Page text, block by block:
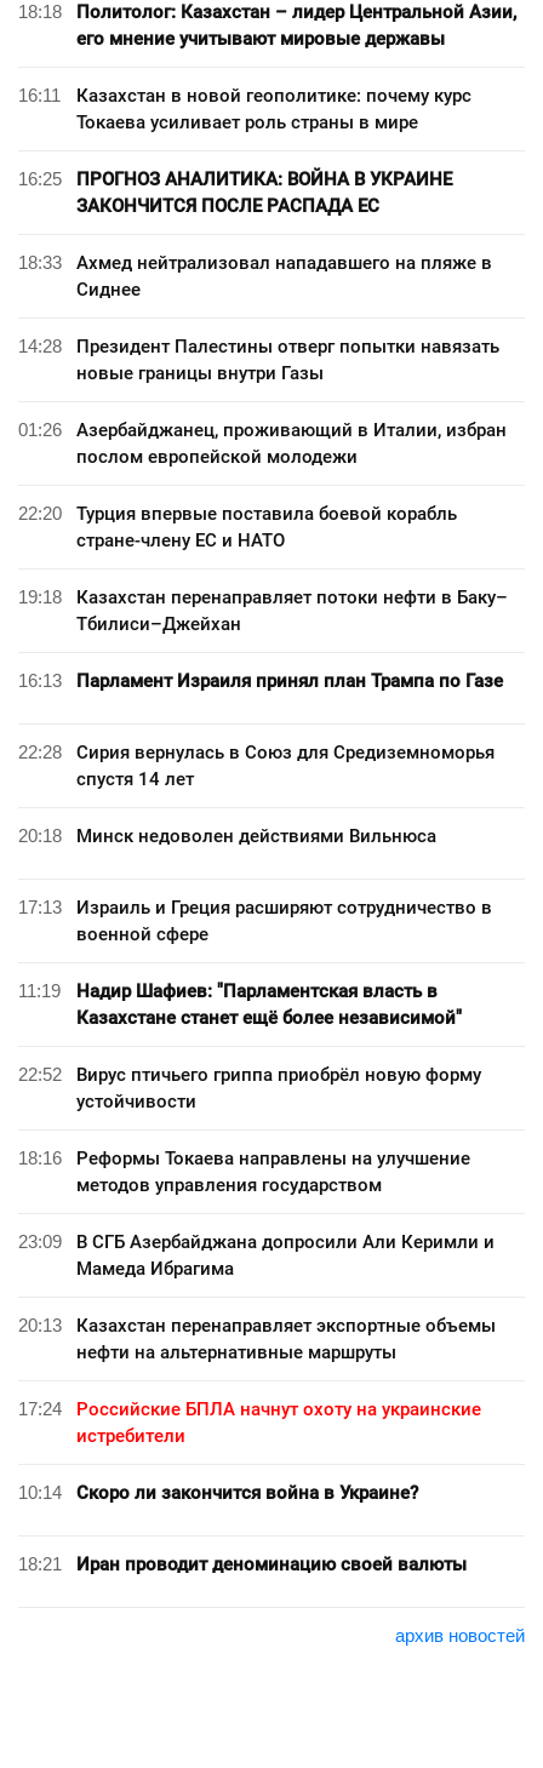
18:18
Политолог: Казахстан – лидер Центральной Азии,
его мнение учитывают мировые державы
16:11
Казахстан в новой геополитике: почему курс
Токаева усиливает роль страны в мире
16:25
ПРОГНОЗ АНАЛИТИКА: ВОЙНА В УКРАИНЕ
ЗАКОНЧИТСЯ ПОСЛЕ РАСПАДА ЕС
18:33
Ахмед нейтрализовал нападавшего на пляже в
Сиднее
14:28
Президент Палестины отверг попытки навязать
новые границы внутри Газы
01:26
Азербайджанец, проживающий в Италии, избран
послом европейской молодежи
22:20
Турция впервые поставила боевой корабль
стране-члену ЕС и НАТО
19:18
Казахстан перенаправляет потоки нефти в Баку–
Тбилиси–Джейхан
16:13 Парламент Израиля принял план Трампа по Газе
22:28
Сирия вернулась в Союз для Средиземноморья
спустя 14 лет
20:18 Минск недоволен действиями Вильнюса
17:13
Израиль и Греция расширяют сотрудничество в
военной сфере
11:19
Надир Шафиев: "Парламентская власть в
Казахстане станет ещё более независимой"
22:52
Вирус птичьего гриппа приобрёл новую форму
устойчивости
18:16
Реформы Токаева направлены на улучшение
методов управления государством
23:09
В СГБ Азербайджана допросили Али Керимли и
Мамеда Ибрагима
20:13
Казахстан перенаправляет экспортные объемы
нефти на альтернативные маршруты
17:24
Российские БПЛА начнут охоту на украинские
истребители
10:14 Скоро ли закончится война в Украине?
18:21 Иран проводит деноминацию своей валюты
архив новостей